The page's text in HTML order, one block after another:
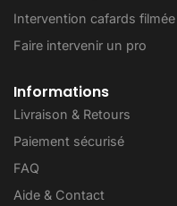
Intervention cafards filmée
Faire intervenir un pro
Informations
Livraison & Retours
Paiement sécurisé
FAQ
Aide & Contact